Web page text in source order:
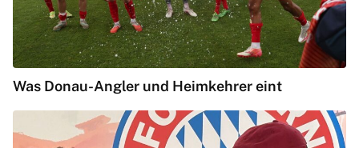
Was Donau-Angler und Heimkehrer eint